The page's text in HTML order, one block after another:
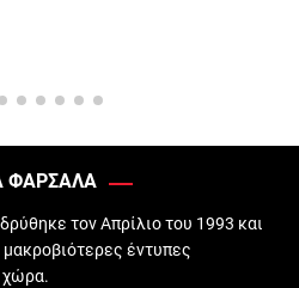
ΦΑΡΣΑΛΑ
τον Απρίλιο του 1993 και
έντυπες
χώρα.